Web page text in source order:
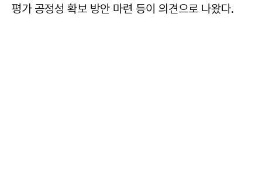
평가 공정성 확보 방안 마련 등이 의견으로 나왔다.